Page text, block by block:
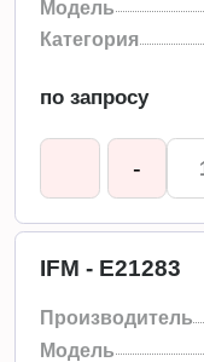
Модель
Категория
по запросу
-
IFM - E21283
Производитель
Модель